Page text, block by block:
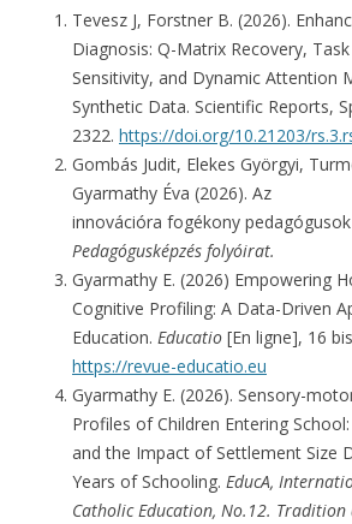
Tevesz J, Forstner B. (2026).
Diagnosis: Q-Matrix Recovery,
Sensitivity, and Dynamic Attention
Synthetic Data. Scientific Reports,
2322. https://doi.org/10.21203/
Gombás Judit, Elekes Györgyi,
Gyarmathy Éva (2026). Az
innovációra fogékony
Pedagógusképzés folyóirat.
Gyarmathy E. (2026) Empowering
Cognitive Profiling: A Data-Driven
Education. Educatio [En ligne], 16
https://revue-educatio.eu
Gyarmathy E. (2026). Sensory-
Profiles of Children Entering
and the Impact of Settlement Size
Years of Schooling. EducA,
Catholic Education, No.12.